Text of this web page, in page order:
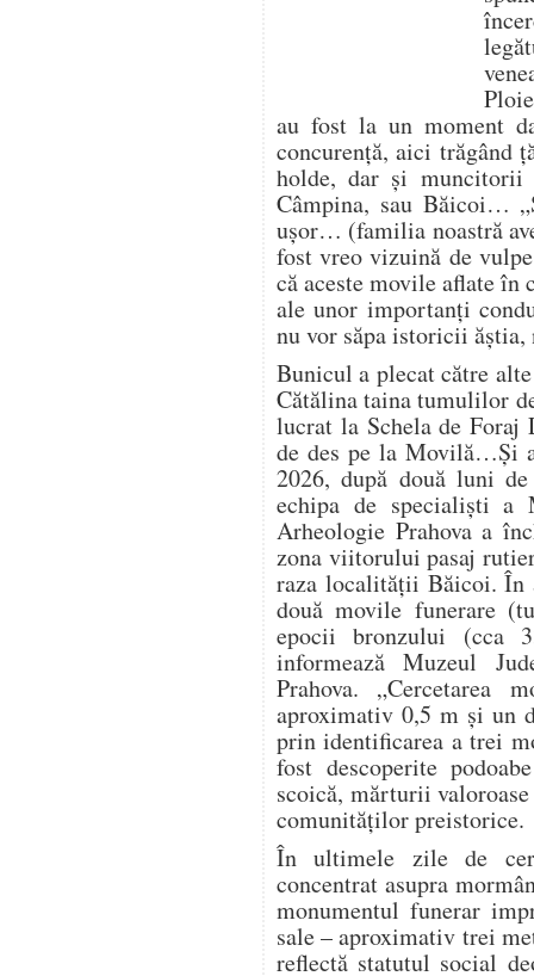
au fost la un moment
concurență, aici trăgând
holde, dar și muncitorii
Câmpina, sau Băicoi…
ușor… (familia noastră
fost vreo vizuină de
că aceste movile aflate
ale unor importanți
nu vor săpa istoricii
Bunicul a plecat către
Cătălina taina tumulilor
lucrat la Schela de
de des pe la Movilă…Și
2026, după două luni
echipa de specialiști a
Arheologie Prahova a
zona viitorului pasaj
raza localității Băicoi. În
două movile funerare
epocii bronzului (cca
informează Muzeul
Prahova.
aproximativ 0,5 m și un
prin identificarea a trei
fost descoperite
scoică, mărturii
comunităților preistorice.
În ultimele zile de
concentrat asupra
monumentul funerar
sale – aproximativ trei
reflectă statutul social